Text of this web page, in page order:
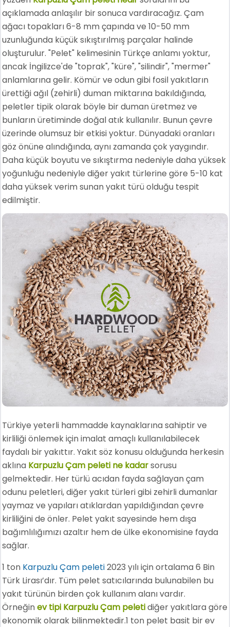
açıklamada anlaşılır bir sonuca vardıracağız. Çam
ağacı topakları 6-8 mm çapında ve 10-50 mm
uzunluğunda küçük sıkıştırılmış parçalar halinde
oluşturulur. "Pelet" kelimesinin Türkçe anlamı yoktur,
ancak İngilizce'de "toprak", "küre", "silindir", "mermer"
anlamlarına gelir. Kömür ve odun gibi fosil yakıtların
ürettiği ağıl (zehirli) duman miktarına bakıldığında,
peletler tipik olarak böyle bir duman üretmez ve
bunların üretiminde doğal atık kullanılır. Bunun çevre
üzerinde olumsuz bir etkisi yoktur. Dünyadaki oranları
göz önüne alındığında, aynı zamanda çok yaygındır.
Daha küçük boyutu ve sıkıştırma nedeniyle daha yüksek
yoğunluğu nedeniyle diğer yakıt türlerine göre 5-10 kat
daha yüksek verim sunan yakıt türü olduğu tespit
edilmiştir.
Türkiye yeterli hammadde kaynaklarına sahiptir ve
kirliliği önlemek için imalat amaçlı kullanılabilecek
faydalı bir yakıttır. Yakıt söz konusu olduğunda herkesin
aklına Karpuzlu Çam peleti ne kadarsorusu
gelmektedir. Her türlü acıdan fayda sağlayan çam
odunu peletleri, diğer yakıt türleri gibi zehirli dumanlar
yaymaz ve yapıları atıklardan yapıldığından çevre
kirliliğini de önler. Pelet yakıt sayesinde hem dışa
bağımlılığımızı azaltır hem de ülke ekonomisine fayda
sağlar.
1 ton Karpuzlu Çam peleti2023 yılı için ortalama 6 Bin
Türk Lirası’dır. Tüm pelet satıcılarında bulunabilen bu
yakıt türünün birden çok kullanım alanı vardır.
Örneğinev tipi Karpuzlu Çam peletidiğer yakıtlara göre
ekonomik olarak bilinmektedir.1 ton pelet basit bir ev